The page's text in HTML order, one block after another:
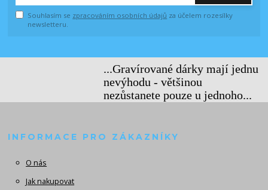
Souhlasím se zpracováním osobních údajů za účelem rozesílky
newsletteru.
...Gravírované dárky mají jednu
nevýhodu - většinou
nezůstanete pouze u jednoho...
INFORMACE PRO ZÁKAZNÍKY
O nás
Jak nakupovat